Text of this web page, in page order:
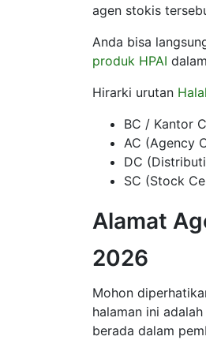
agen stokis
Anda bisa
produk HPAI
Hirarki urutan
BC / Kantor
AC (Agency
DC
SC (Stock
Alamat
2026
Mohon
halaman ini
berada dalam